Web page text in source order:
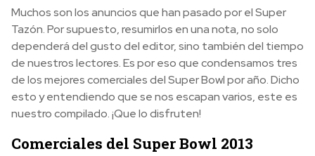
Muchos son los anuncios que han pasado por el Super
Tazón. Por supuesto, resumirlos en una nota, no solo
dependerá del gusto del editor, sino también del tiempo
de nuestros lectores. Es por eso que condensamos tres
de los mejores comerciales del Super Bowl por año. Dicho
esto y entendiendo que se nos escapan varios, este es
nuestro compilado. ¡Que lo disfruten!
Comerciales del Super Bowl 2013